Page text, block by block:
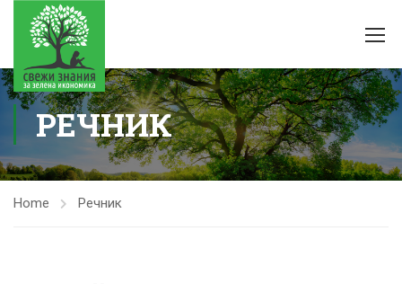
РЕЧНИК
Home Речник